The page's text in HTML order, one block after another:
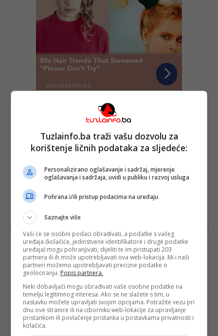
Tuzlainfo.ba traži vašu dozvolu za
korištenje ličnih podataka za sljedeće:
Personalizirano oglašavanje i sadržaj, mjerenje
oglašavanja i sadržaja, uvidi u publiku i razvoj usluga
Pohrana i/ili pristup podacima na uređaju
Saznajte više
Vaši će se osobni podaci obrađivati, a podatke s vašeg
uređaja (kolačiće, jedinstvene identifikatore i druge podatke
uređaja) mogu pohranjivati, dijeliti te im pristupati 203
partnera ili ih može upotrebljavati ova web-lokacija. Mi i naši
partneri možemo upotrebljavati precizne podatke o
geolociranju. Popis partnera.
Neki dobavljači mogu obrađivati vaše osobne podatke na
temelju legitimnog interesa. Ako se ne slažete s tim, u
nastavku možete upravljati svojim opcijama. Potražite vezu pri
dnu ove stranice ili na izborniku web-lokacije za upravljanje
pristankom ili povlačenje pristanka u postavkama privatnosti i
kolačića.